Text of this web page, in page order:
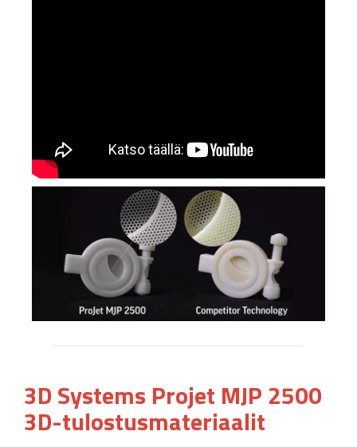
3D Systems Projet MJP 2500
3D-tulostusmateriaalit